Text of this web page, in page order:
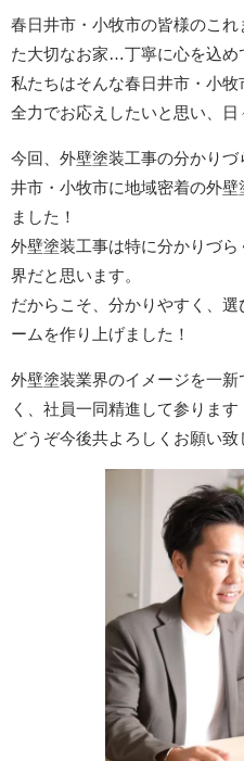
春日井市・小牧市の皆様のこ
た大切なお家…丁寧に心を込め
私たちはそんな春日井市・小
全力でお応えしたいと思い、日
今回、外壁塗装工事の分かり
井市・小牧市に地域密着の外
ました！
外壁塗装工事は特に分かりづ
界だと思います。
だからこそ、分かりやすく、
ームを作り上げました！
外壁塗装業界のイメージを一
く、社員一同精進して参ります
どうぞ今後共よろしくお願い致